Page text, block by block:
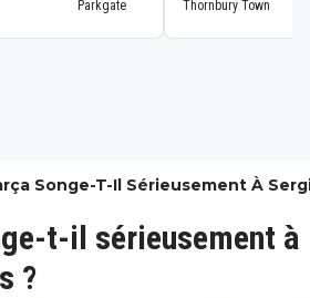
Parkgate Thornbury Town
Songe-T-Il Sérieusement À
?
t-il sérieusement à
?